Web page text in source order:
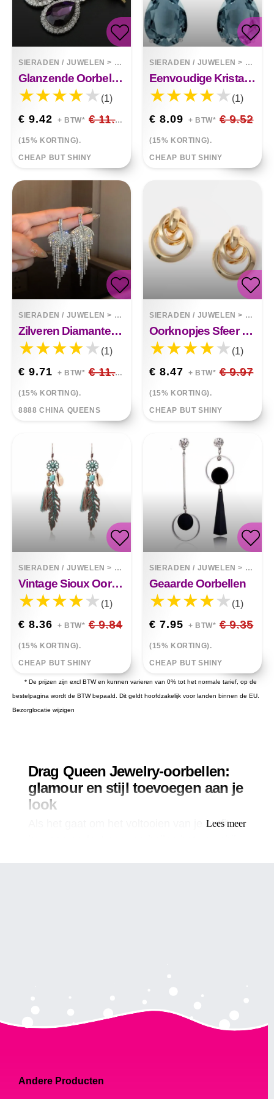
SIERADEN / JUWELEN > OORBELLEN
Glanzende Oorbellen Met Druppelkristallen
(1)
€ 9.42 + BTW* € 11.08
(15% KORTING).
CHEAP BUT SHINY
SIERADEN / JUWELEN >
Eenvoudige Kristallen Oorbellen
(1)
€ 8.09 + BTW* € 9.52
(15% KORTING).
CHEAP BUT SHINY
SIERADEN / JUWELEN > OORBELLEN
Zilveren Diamanten Blad Kwast Oorbellen Mode
(1)
€ 9.71 + BTW* € 11.42
(15% KORTING).
8888 CHINA QUEENS
SIERADEN / JUWELEN >
Oorknopjes Sfeer Metalen Ring Gesp Hollow
(1)
€ 8.47 + BTW* € 9.97
(15% KORTING).
CHEAP BUT SHINY
SIERADEN / JUWELEN > OORBELLEN
Vintage Sioux Oorbellen
(1)
€ 8.36 + BTW* € 9.84
(15% KORTING).
CHEAP BUT SHINY
SIERADEN / JUWELEN >
Geaarde Oorbellen
(1)
€ 7.95 + BTW* € 9.35
(15% KORTING).
CHEAP BUT SHINY
* De prijzen zijn excl BTW en kunnen varieren van 0% tot het normale tarief, op de
bestelpagina wordt de BTW bepaald. Dit geldt hoofdzakelijk voor landen binnen de EU.
Bezorglocatie wijzigen
Drag Queen Jewelry-oorbellen:
glamour en stijl toevoegen aan je
look
Als het gaat om het voltooien van je outfit,
essentieel voor welke dragqueen dan ook.
Een paar statement-oorbellen kunnen ook
Lees meer
Andere Producten